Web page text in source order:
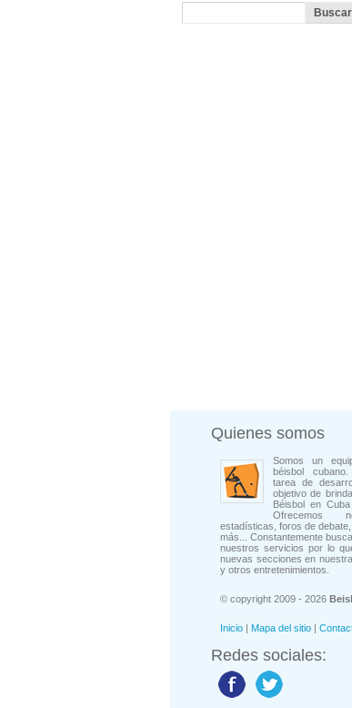
Quienes somos
Somos un
béisbol
tarea de
objetivo de
Béisbol en
Ofrecemos
estadísticas, foros de
más... Constantemente
nuestros servicios por lo
nuevas secciones en
y otros entretenimientos.
© copyright 2009 - 2026
Inicio | Mapa del sitio |
Redes sociales: